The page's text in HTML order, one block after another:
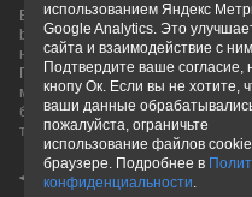
Вся информация о продуктах
bankinform.ru, носит
не является публичной
ГК РФ. Информация не содержит
может быть изменена. Конечные
банков или при личном
товарные знаки принадлежит их
использованием Яндекс
Google Analytics. Это
сайта и взаимодействие с
Подтвердите ваше согласие,
кнопу Ок. Если вы не хотите,
ваши данные
пожалуйста, ограничьте
использование файлов
браузере. Подробнее в
конфиденциальности.